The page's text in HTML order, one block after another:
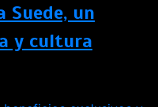
Suede, un
y cultura